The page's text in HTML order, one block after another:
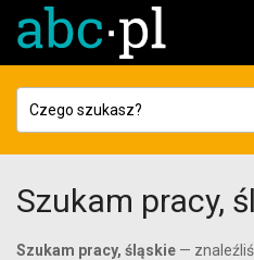
Szukam pracy,
Szukam pracy, śląskie —